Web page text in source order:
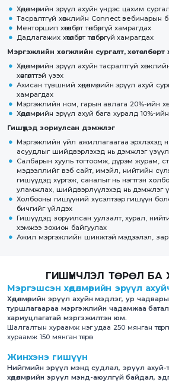
Хөдөлмөрийн эрүүл ахуйн үндэс цахим
Тасралтгүй хөгжлийн Connect вебинарын
Менторшип хөтөлбөрт төлбөргүй хамрагдах
Дадлагажих хөтөлбөрт төлбөргүй хамрагдах
Мэргэжлийн хөгжлийн сургалт, хөтөлбөрт
Хөдөлмөрийн эрүүл ахуйн тасралтгүй
хөнгөлттэй үзэх
Ахисан түвшний хөдөлмөрийн эрүүл ахуй
хамрагдах
Мэргэжлийн ном, гарын авлага 20%-ийн
Хөдөлмөрийн эрүүл ахуй бага хуралд 10%-ийн
Гишүүдэд зориулсан дэмжлэг
Мэргэжлийн үйл ажиллагаагаа эрхлэхэд
асуудлыг шийдвэрлэхэд нь дэмжлэг
Салбарын хууль тогтоомж, дүрэм журам,
мэдээллийг вэб сайт, имэйл, нийтийн
гишүүдэд хүргэж, саналыг нь нэгтгэн
уламжлах, шийдвэрлүүлэхэд нь дэмжлэг
Холбооны гишүүний хүсэлтээр гишүүн
бичгийг үйлдэх
Гишүүдэд зоруилсан уулзалт, хурал,
хэмжээ зохион байгуулах
Ажил мэргэжлийн шинжтэй мэдээлэл, зар
ГИШҮҮНЧЛЭЛ ТӨРӨЛ
Мэргэшсэн хөдөлмөрийн эрүүл
Хөдөлмөрийн эрүүл ахуйн мэдлэг, ур
туршлагаараа мэргэжлийн чадамжаа
хариуцлагатай мэргэжилтэн юм.
Шалгалтын хураамж нэг удаа 250 мянган
хураамж 150 мянган төгрөг.
Жинхэнэ гишүүн
Нийгмийн эрүүл мэнд судлал, эрүүл ахуй-
хөдөлмөрийн эрүүл мэнд-аюулгүй байдал,